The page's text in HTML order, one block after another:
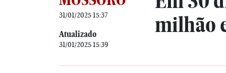
31/01/2025 15:37
Atualizado
31/01/2025 15:39
milhão